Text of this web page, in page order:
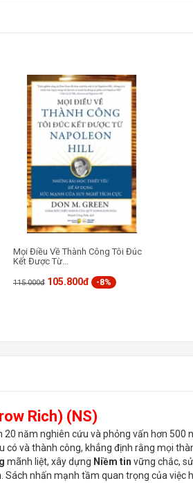
Mọi Điều Về Thành Công Tôi Đúc
Kết Được Từ...
115.000đ 105.800đ -8%
Rich) (NS)
20 năm nghiên cứu và phỏng vấn hơn 500
có và thành công, khẳng định rằng mọi
mãnh liệt, xây dựng Niềm tin vững chắc,
. Sách nhấn mạnh tầm quan trọng của việc